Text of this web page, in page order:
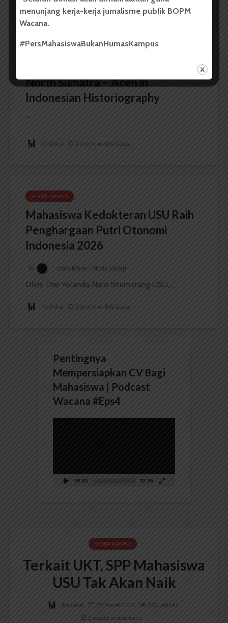
North Sumatra – Aceh in
Indonesian Historiography
...
Redaksi 2 menit waktu baca
BERITA KAMPUS
Mahasiswa Kedokteran USU Raih
Penghargaan Putri Otonomi
Indonesia 2026
Dark Mode | Moda Gelap
Oleh: Dwi Yolanda Naro Situmorang USU,...
Redaksi 2 menit waktu baca
Pentingnya
Mempersiapkan CV Bagi
Mahasiswa | Podcast
Wacana #Eps4
00:00 32:39
BERITA KAMPUS
Terkait UKT, SPP Mahasiswa
USU Tak Akan Naik
Redaksi 25 Maret 2013
230 dilihat
2 menit waktu baca
menunjang kerja-kerja jurnalisme publik BOPM
Wacana.
#PersMahasiswaBukanHumasKampus